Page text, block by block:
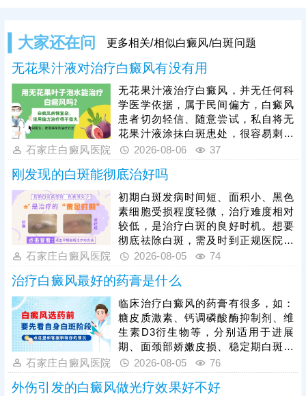
大家还在问 更多相关/相似白癜风/白斑问题
无花果汁液对治疗白癜风有没有用
无花果汁液治疗白癜风，并无任何科
学医学依据，属于民间偏方，白癜风
患者切勿轻信、随意尝试，私自将无
花果汁液涂抹白斑患处，很容易刺激
脆弱的皮损肌肤，引发过敏、炎症，
病情加重，同时还会耽误正规治疗时
机。临床中308准分子激光、黑色素
种植是治疗白癜风的成熟有效手段，
适配不同病情患者。白癜风恢复周期
较长，患者需摒弃偏方，坚持规范科
学治疗，同时做好日常皮肤防护、作
息饮食调理，稳定病情，助力白斑逐
步复色。
石家庄白癜风医院 2026-08-06 37
刚发现的白斑能彻底治好吗
初期白斑发病时间短、面积小、黑色
素细胞受损程度轻微，治疗难度相对
较低，是治疗白斑的良好时机。想要
彻底祛除白斑，需及时到正规医院检
查确诊，明确发病根源，杜绝偏方、
对症的治疗手段修复受损黑色素细
胞，从根源解决白斑问题，避免治疗
走弯路、延误病情。同时患者需摒弃
速成治疗心态，白癜风恢复需要周
期，务必坚持规范治疗，白斑消退后
做好巩固治疗，杜绝病情反复。
石家庄白癜风医院 2026-08-05 74
治疗白癜风最好的药膏是什么
临床治疗白癜风的药膏有很多，如：
糖皮质激素、钙调磷酸酶抑制剂、维
生素D3衍生物等，分别适用于进展
期、面颈部娇嫩皮损、稳定期白斑等
不同情况，需根据患者病情对症选
用。白癜风患者切勿自行胡乱购药、
用药，不当用药易引发皮肤刺激、耐
石家庄白癜风医院 2026-08-05 76
外伤引发的白癜风做光疗效果好不好